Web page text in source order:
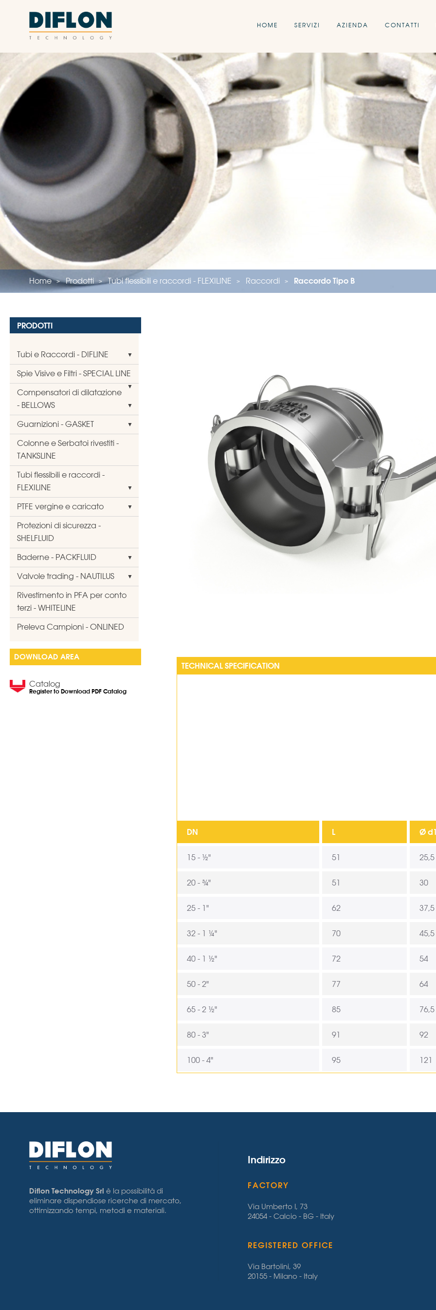
HOME SERVIZI AZIENDA CONTATTI
Home Prodotti Tubi flessibili e raccordi - FLEXILINE Raccordi Raccordo Tipo B
PRODOTTI
Tubi e Raccordi - DIFLINE
Spie Visive e Filtri - SPECIAL LINE
Compensatori di dilatazione
- BELLOWS
Guarnizioni - GASKET
Colonne e Serbatoi rivestiti -
TANKSLINE
Tubi flessibili e raccordi -
FLEXILINE
PTFE vergine e caricato
Protezioni di sicurezza -
SHELFLUID
Baderne - PACKFLUID
Valvole trading - NAUTILUS
Rivestimento in PFA per conto
terzi - WHITELINE
Preleva Campioni - ONLINED
DOWNLOAD AREA
Catalog
Register to Download PDF Catalog
TECHNICAL SPECIFICATION
DN L Ø d1
15 - ½" 51 25,5
20 - ¾" 51 30
25 - 1" 62 37,5
32 - 1 ¼" 70 45,5
40 - 1 ½" 72 54
50 - 2" 77 64
65 - 2 ½" 85 76,5
80 - 3" 91 92
100 - 4" 95 121
Diflon Technology Srl è la possibilità di
eliminare dispendiose ricerche di mercato,
ottimizzando tempi, metodi e materiali.
Indirizzo
FACTORY
Via Umberto I, 73
24054 - Calcio - BG - Italy
REGISTERED OFFICE
Via Bartolini, 39
20155 - Milano - Italy